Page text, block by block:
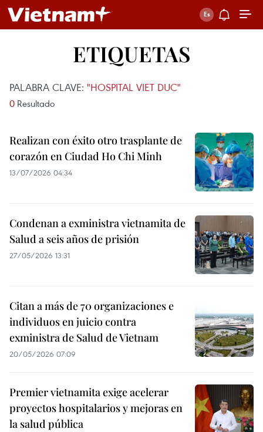
ETIQUETAS
PALABRA CLAVE: "HOSPITAL VIET DUC"
0 Resultado
Realizan con éxito otro trasplante de
corazón en Ciudad Ho Chi Minh
13/07/2026 04:34
Condenan a exministra vietnamita de
Salud a seis años de prisión
27/05/2026 13:31
Citan a más de 70 organizaciones e
individuos en juicio contra
exministra de Salud de Vietnam
20/05/2026 07:09
Premier vietnamita exige acelerar
proyectos hospitalarios y mejoras en
la salud pública